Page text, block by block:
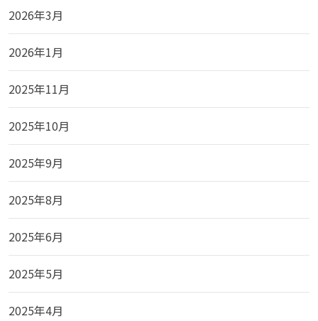
2026年3月
2026年1月
2025年11月
2025年10月
2025年9月
2025年8月
2025年6月
2025年5月
2025年4月